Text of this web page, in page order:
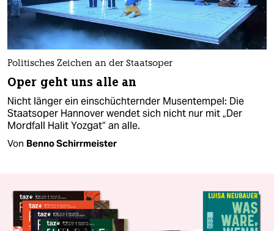
Politisches Zeichen an der Staatsoper
Oper geht uns alle an
Nicht länger ein einschüchternder Musentempel: Die
Staatsoper Hannover wendet sich nicht nur mit „Der
Mordfall Halit Yozgat“ an alle.
Von Benno Schirrmeister